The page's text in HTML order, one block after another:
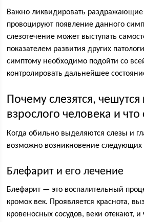
Важно ликвидировать раздражающие
провоцируют появление данного
слезотечение может выступать
показателем развития других
симптому необходимо подойти со
контролировать дальнейшее
Почему слезятся, чешутся
взрослого человека и что
Когда обильно выделяются слезы и
возможно возникновение следующих
Блефарит и его лечение
Блефарит — это воспалительный
кромок век. Проявляется краснота,
кровеносных сосудов, веки отекают,